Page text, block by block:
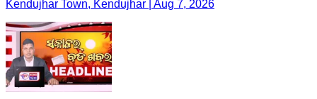
Kendujhar Town, Kendujhar | Aug 7, 2026